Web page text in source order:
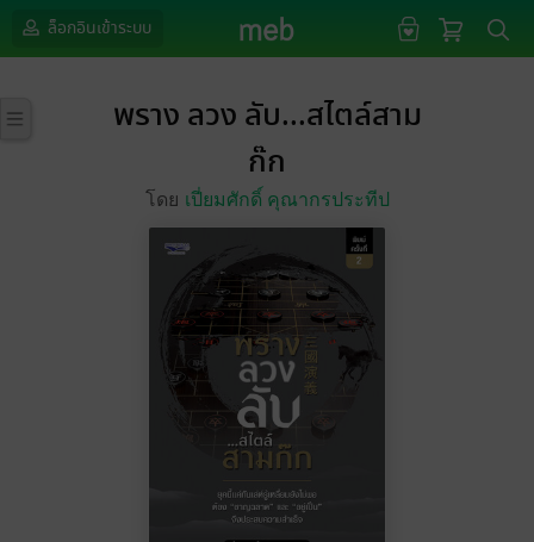
ล็อกอินเข้าระบบ
พราง ลวง ลับ...สไตล์สาม
ก๊ก
โดย เปี่ยมศักดิ์ คุณากรประทีป